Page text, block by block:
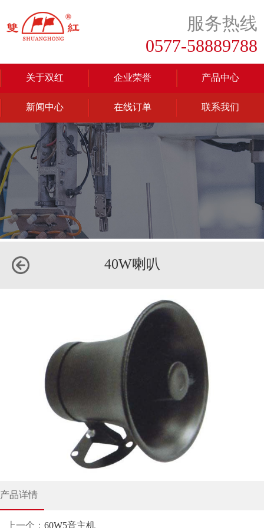
服务热线
0577-58889788
关于双红 企业荣誉 产品中心
新闻中心 在线订单 联系我们
40W喇叭
产品详情